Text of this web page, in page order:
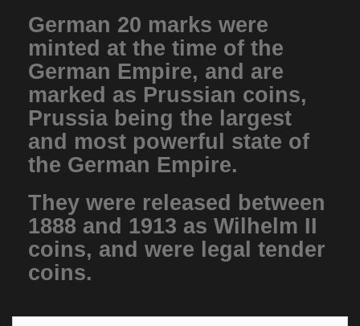
German 20 marks were
minted at the time of the
German Empire, and are
marked as Prussian coins,
Prussia being the largest
and most powerful state of
the German Empire.
They were released between
1888 and 1913 as Wilhelm II
coins, and were legal tender
coins.